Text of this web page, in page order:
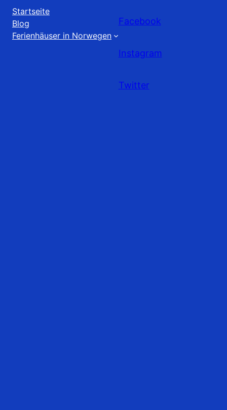
Startseite
Blog
Ferienhäuser in Norwegen
Facebook
Instagram
Twitter